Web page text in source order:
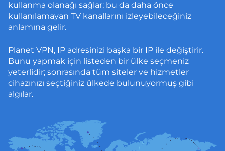
kullanma olanağı sağlar; bu da daha önce
kullanılamayan TV kanallarını izleyebileceğiniz
anlamına gelir.
Planet VPN, IP adresinizi başka bir IP ile değiştirir.
Bunu yapmak için listeden bir ülke seçmeniz
yeterlidir; sonrasında tüm siteler ve hizmetler
cihazınızı seçtiğiniz ülkede bulunuyormuş gibi
algılar.